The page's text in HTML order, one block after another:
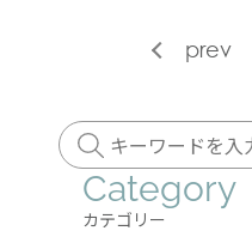
prev
Category
カテゴリー